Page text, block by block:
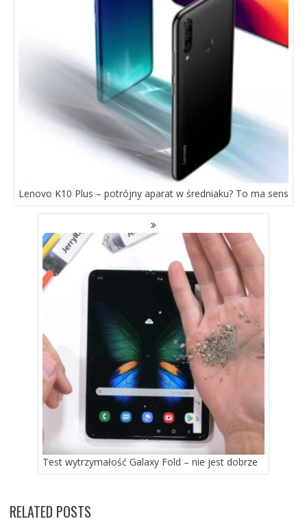
Lenovo K10 Plus – potrójny aparat w średniaku? To ma sens
Test wytrzymałość Galaxy Fold – nie jest dobrze
RELATED POSTS